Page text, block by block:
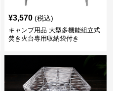
¥3,570 (税込)
キャンプ用品 大型多機能組立式
焚き火台専用収納袋付き